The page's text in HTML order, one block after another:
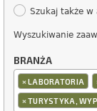
Szukaj także w
Wyszukiwanie
BRANŻA
×LABORATORIA
×TURYSTYKA,